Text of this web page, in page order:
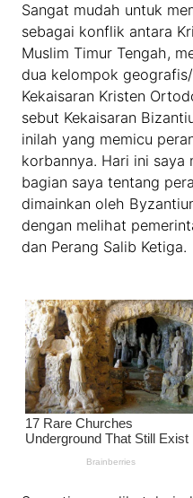
Sangat mudah untuk
sebagai konflik antara
Muslim Timur Tengah,
dua kelompok
Kekaisaran Kristen
sebut Kekaisaran
inilah yang memicu
korbannya. Hari ini saya
bagian saya tentang
dimainkan oleh
dengan melihat
dan Perang Salib Ketiga.